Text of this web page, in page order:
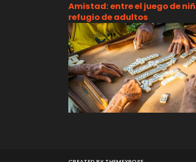
Amistad: entre el juego de
refugio de adultos